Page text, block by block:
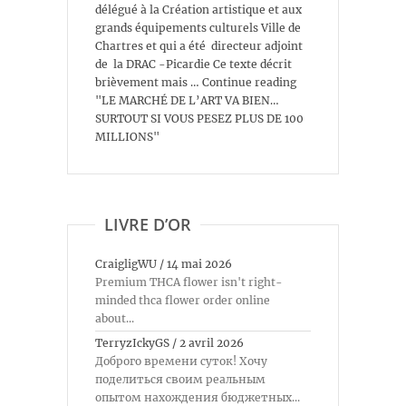
délégué à la Création artistique et aux
grands équipements culturels Ville de
Chartres et qui a été directeur adjoint
de la DRAC -Picardie Ce texte décrit
brièvement mais … Continue reading
"LE MARCHÉ DE L’ART VA BIEN…
SURTOUT SI VOUS PESEZ PLUS DE 100
MILLIONS"
LIVRE D’OR
CraigligWU / 14 mai 2026
Premium THCA flower isn't right-
minded thca flower order online
about...
TerryzIckyGS / 2 avril 2026
Доброго времени суток! Хочу
поделиться своим реальным
опытом нахождения бюджетных...